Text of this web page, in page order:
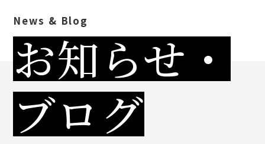
News & Blog
お知らせ・
ブログ